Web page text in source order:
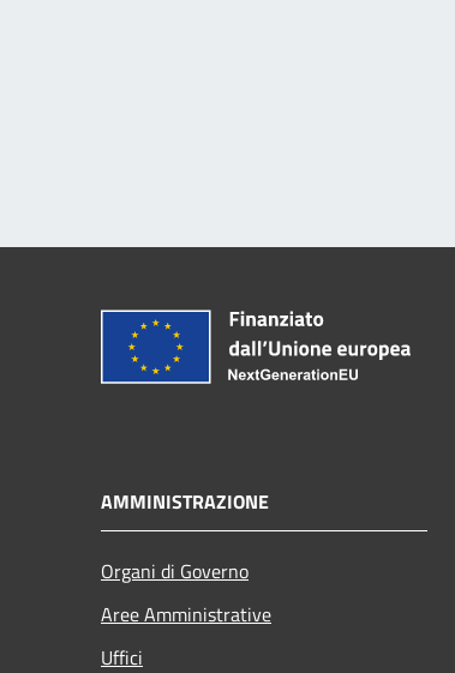
AMMINISTRAZIONE
Organi di Governo
Aree Amministrative
Uffici